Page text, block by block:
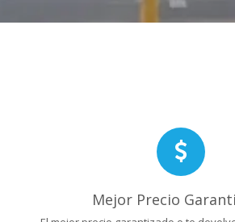
Mejor Precio